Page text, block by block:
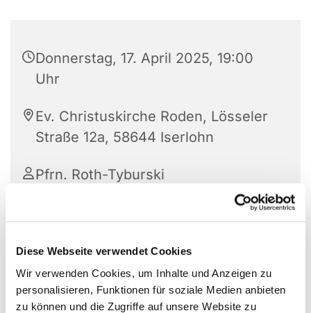
Diese Webseite verwendet Cookies
Wir verwenden Cookies, um Inhalte und Anzeigen zu
personalisieren, Funktionen für soziale Medien anbieten
zu können und die Zugriffe auf unsere Website zu
Donnerstag, 17. April 2025, 19:00
Uhr
Ev. Christuskirche Roden, Lösseler
Straße 12a, 58644 Iserlohn
Pfrn. Roth-Tyburski